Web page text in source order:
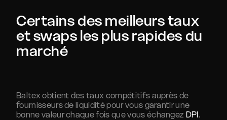
Certains des meilleurs taux
et swaps les plus rapides du
marché
Baltex obtient des taux compétitifs auprès de
fournisseurs de liquidité pour vous garantir une
bonne valeur chaque fois que vous échangez DPI.